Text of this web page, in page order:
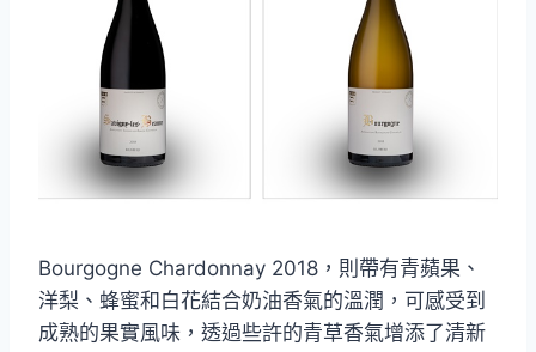
Bourgogne Chardonnay 2018，則帶有青蘋果、
洋梨、蜂蜜和白花結合奶油香氣的溫潤，可感受到
成熟的果實風味，透過些許的青草香氣增添了清新